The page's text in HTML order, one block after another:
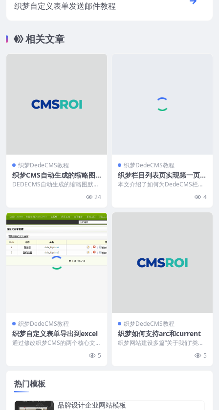
织梦自定义表单发送邮件教程
相关文章
织梦DedeCMS教程
织梦CMS自动生成的缩略图
函数
DEDECMS自动生成的缩略图默认
24
织梦DedeCMS教程
织梦栏目列表页实现第一页与
其他页调用不同模板
本文介绍了如何为DedeCMS栏目
4
织梦DedeCMS教程
织梦自定义表单导出到excel
通过修改织梦CMS的两个核心文
5
织梦DedeCMS教程
织梦如何支持arc和current
织梦网站建设多篇“关于我们”类文
5
热门模板
品牌设计企业网站模板